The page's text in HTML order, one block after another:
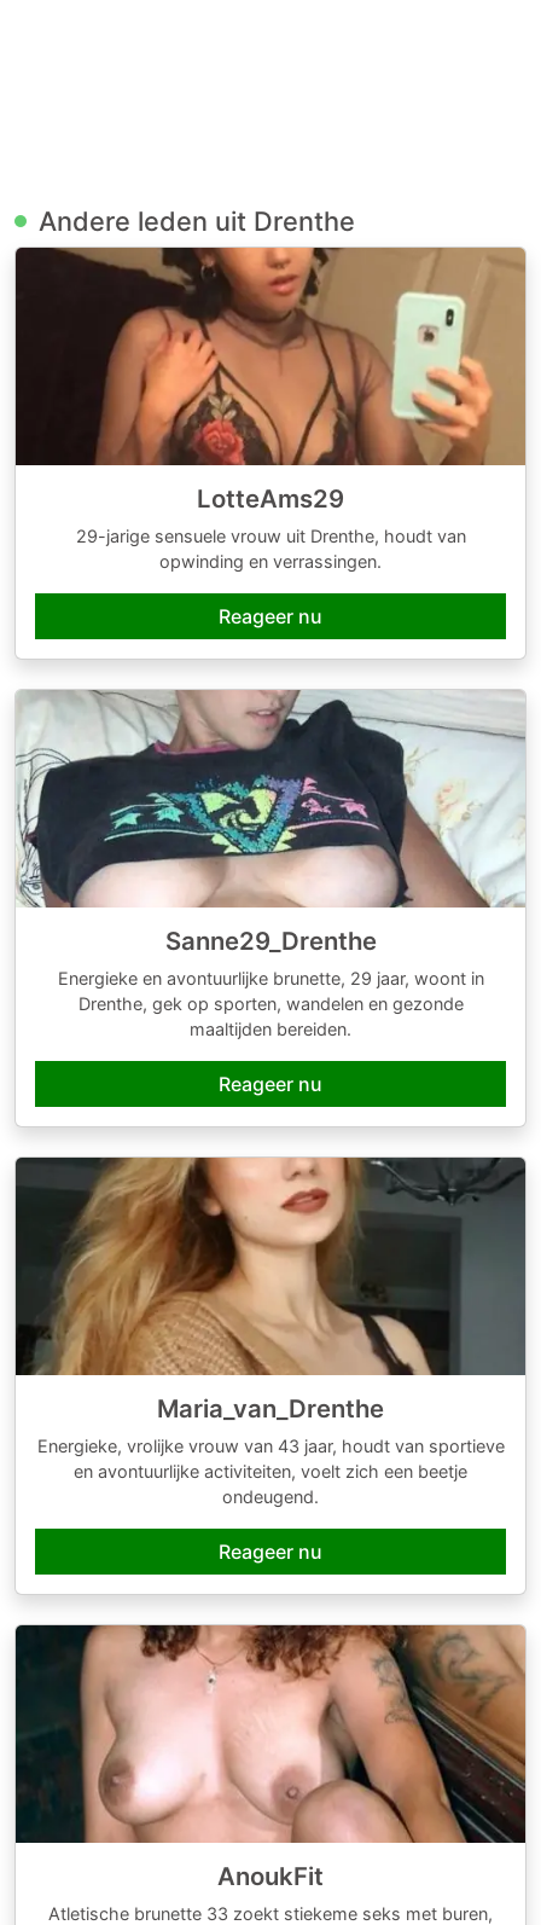
Andere leden uit Drenthe
LotteAms29
29-jarige sensuele vrouw uit Drenthe, houdt van
opwinding en verrassingen.
Reageer nu
Sanne29_Drenthe
Energieke en avontuurlijke brunette, 29 jaar, woont in
Drenthe, gek op sporten, wandelen en gezonde
maaltijden bereiden.
Reageer nu
Maria_van_Drenthe
Energieke, vrolijke vrouw van 43 jaar, houdt van sportieve
en avontuurlijke activiteiten, voelt zich een beetje
ondeugend.
Reageer nu
AnoukFit
Atletische brunette 33 zoekt stiekeme seks met buren,